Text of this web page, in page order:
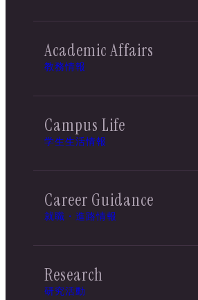
Academic Affairs
教務情報
Campus Life
学生生活情報
Career Guidance
就職・進路情報
Research
研究活動